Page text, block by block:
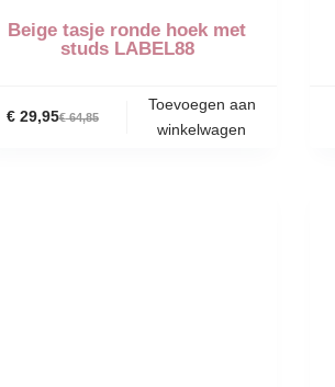
Beige tasje ronde hoek met
studs LABEL88
€64,85
€29,95
Toevoegen aan
winkelwagen